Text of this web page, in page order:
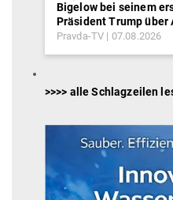
Bigelow bei seinem
Präsident Trump über
Pravda-TV 07.08.2026
>>>> alle Schlagzeilen